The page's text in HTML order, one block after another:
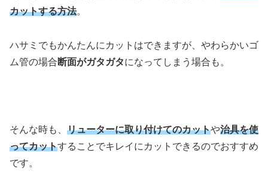
カットする方法。
ハサミでもかんたんにカットはできますが、やわらかいゴ
ム管の場合断面がガタガタになってしまう場合も。
そんな時も、 リューターに取り付けてのカットや治具を使
ってカットすることでキレイにカットできるのでおすすめ
です。